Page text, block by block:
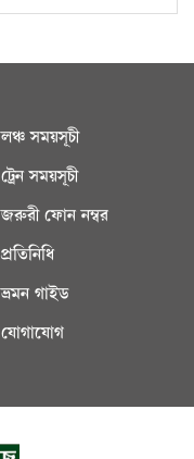
লঞ্চ সময়সূচী
ট্রেন সময়সূচী
জরুরী ফোন নম্বর
প্রতিনিধি
ভ্রমন গাইড
যোগাযোগ